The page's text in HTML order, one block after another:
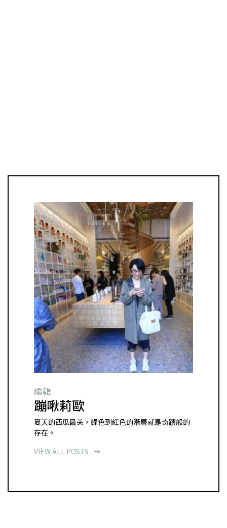
編輯
蹦啾莉歐
夏天的西瓜最美，綠色到紅色的漸層就是奇蹟般的
存在。
VIEW ALL POSTS